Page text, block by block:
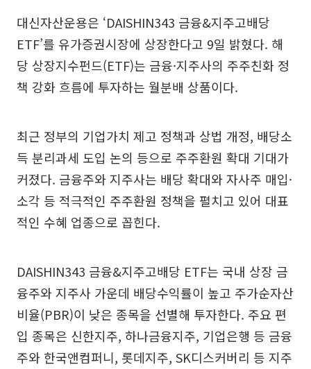
대신자산운용은 ‘DAISHIN343 금융&지주고배당
ETF’를 유가증권시장에 상장한다고 9일 밝혔다. 해
당 상장지수펀드(ETF)는 금융·지주사의 주주친화 정
책 강화 흐름에 투자하는 월분배 상품이다.
최근 정부의 기업가치 제고 정책과 상법 개정, 배당소
득 분리과세 도입 논의 등으로 주주환원 확대 기대가
커졌다. 금융주와 지주사는 배당 확대와 자사주 매입·
소각 등 적극적인 주주환원 정책을 펼치고 있어 대표
적인 수혜 업종으로 꼽힌다.
DAISHIN343 금융&지주고배당 ETF는 국내 상장 금
융주와 지주사 가운데 배당수익률이 높고 주가순자산
비율(PBR)이 낮은 종목을 선별해 투자한다. 주요 편
입 종목은 신한지주, 하나금융지주, 기업은행 등 금융
주와 한국앤컴퍼니, 롯데지주, SK디스커버리 등 지주